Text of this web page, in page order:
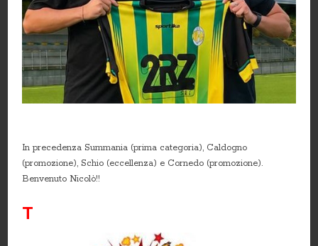
In precedenza Summania (prima categoria), Caldogno
(promozione), Schio (eccellenza) e Cornedo (promozione).
Benvenuto Nicolò!!
T